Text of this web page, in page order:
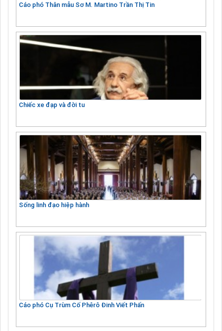
Cáo phó Thân mẫu Sơ M. Martino Trần Thị Tin
Chiếc xe đạp và đời tu
Sống linh đạo hiệp hành
Cáo phó Cụ Trùm Cố Phêrô Đinh Viết Phấn